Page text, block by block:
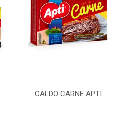
CALDO CARNE APTI